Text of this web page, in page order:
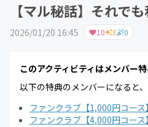
【マル秘話】それで
2026/01/20 16:45 10 8 0
このアクティビティはメンバー特
以下の特典のメンバーになると
ファンクラブ【1,000円コース】
ファンクラブ【4,000円コース】